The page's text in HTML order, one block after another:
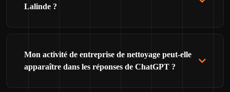
Lalinde ?
Mon activité de entreprise de nettoyage peut-elle
apparaître dans les réponses de ChatGPT ?